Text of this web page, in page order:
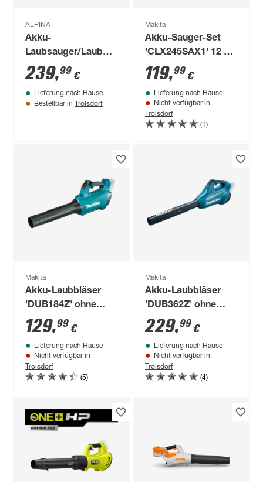
ALPINA_
Akku-
Laubsauger/Laubbläser
'AV 20 Li' inklusive
Akku und Ladegerät
239,99 €
Lieferung nach Hause
Bestellbar in Troisdorf
Makita
Akku-Sauger-Set
'CLX245SAX1' 12 V
mit Gebläse und
Akku
119,99 €
Lieferung nach Hause
Nicht verfügbar in
Troisdorf
(1)
Makita
Akku-Laubbläser
'DUB184Z' ohne
Akku
129,99 €
Lieferung nach Hause
Nicht verfügbar in
Troisdorf
(5)
Makita
Akku-Laubbläser
'DUB362Z' ohne
Akku, 2 x 18 V, 194,4
km/h
229,99 €
Lieferung nach Hause
Nicht verfügbar in
Troisdorf
(4)